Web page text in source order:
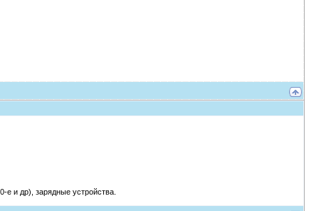
е и др), зарядные устройства.